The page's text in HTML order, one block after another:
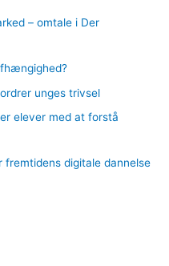
– omtale i Der
unges trivsel
elever med at forstå
fremtidens digitale dannelse